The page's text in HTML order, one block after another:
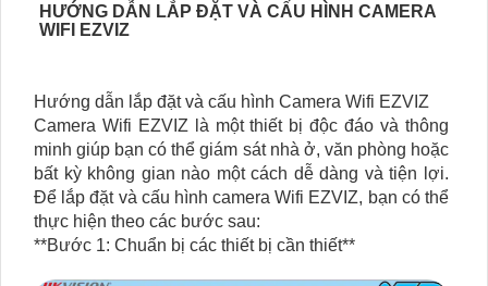
HƯỚNG DẪN LẮP ĐẶT VÀ CẤU HÌNH CAMERA
WIFI EZVIZ
Hướng dẫn lắp đặt và cấu hình Camera Wifi EZVIZ
Camera Wifi EZVIZ là một thiết bị độc đáo và thông
minh giúp bạn có thể giám sát nhà ở, văn phòng hoặc
bất kỳ không gian nào một cách dễ dàng và tiện lợi.
Để lắp đặt và cấu hình camera Wifi EZVIZ, bạn có thể
thực hiện theo các bước sau:
**Bước 1: Chuẩn bị các thiết bị cần thiết**